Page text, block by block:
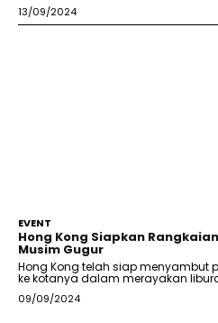
13/09/2024
EVENT
Hong Kong Siapkan
Musim Gugur
Hong Kong telah siap menyambut
ke kotanya dalam merayakan
09/09/2024